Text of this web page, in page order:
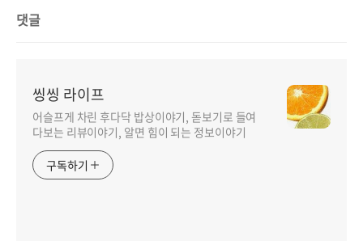
댓글
씽씽 라이프
어슬프게 차린 후다닥 밥상이야기, 돋보기로 들여
다보는 리뷰이야기, 알면 힘이 되는 정보이야기
구독하기